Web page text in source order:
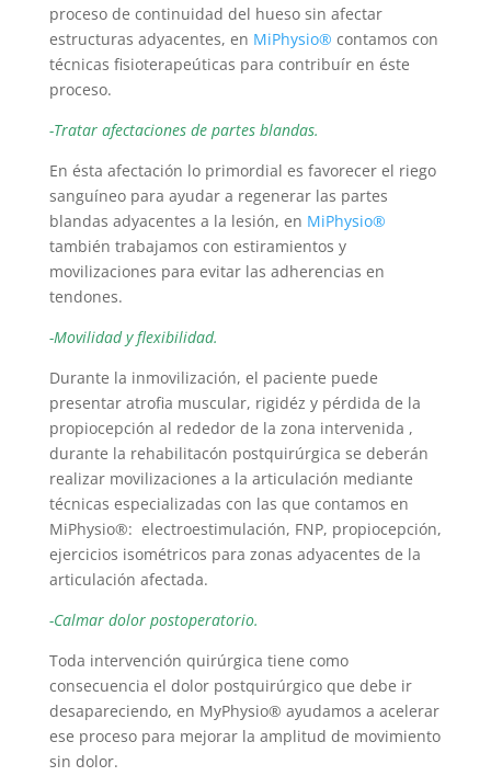
proceso de continuidad del hueso sin afectar
estructuras adyacentes, en MiPhysio® contamos con
técnicas fisioterapeúticas para contribuír en éste
proceso.
-Tratar afectaciones de partes blandas.
En ésta afectación lo primordial es favorecer el riego
sanguíneo para ayudar a regenerar las partes
blandas adyacentes a la lesión, en MiPhysio®
también trabajamos con estiramientos y
movilizaciones para evitar las adherencias en
tendones.
-Movilidad y flexibilidad.
Durante la inmovilización, el paciente puede
presentar atrofia muscular, rigidéz y pérdida de la
propiocepción al rededor de la zona intervenida ,
durante la rehabilitacón postquirúrgica se deberán
realizar movilizaciones a la articulación mediante
técnicas especializadas con las que contamos en
MiPhysio®: electroestimulación, FNP, propiocepción,
ejercicios isométricos para zonas adyacentes de la
articulación afectada.
-Calmar dolor postoperatorio.
Toda intervención quirúrgica tiene como
consecuencia el dolor postquirúrgico que debe ir
desapareciendo, en MyPhysio® ayudamos a acelerar
ese proceso para mejorar la amplitud de movimiento
sin dolor.